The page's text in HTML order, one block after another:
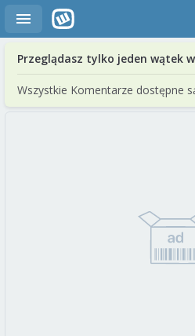
Przeglądasz tylko jeden wątek
Wszystkie Komentarze dostępne